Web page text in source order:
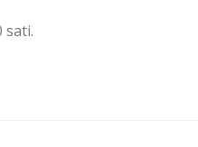
sati.